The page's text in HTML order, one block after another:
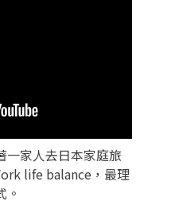
一家人去日本家庭旅
life balance，最理
。